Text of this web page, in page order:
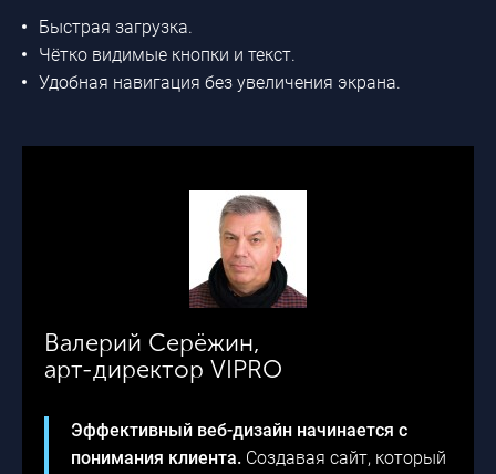
Быстрая загрузка.
Чётко видимые кнопки и текст.
Удобная навигация без увеличения экрана.
Валерий Серёжин,
арт-директор VIPRO
Эффективный веб-дизайн начинается с
понимания клиента. Создавая сайт, который